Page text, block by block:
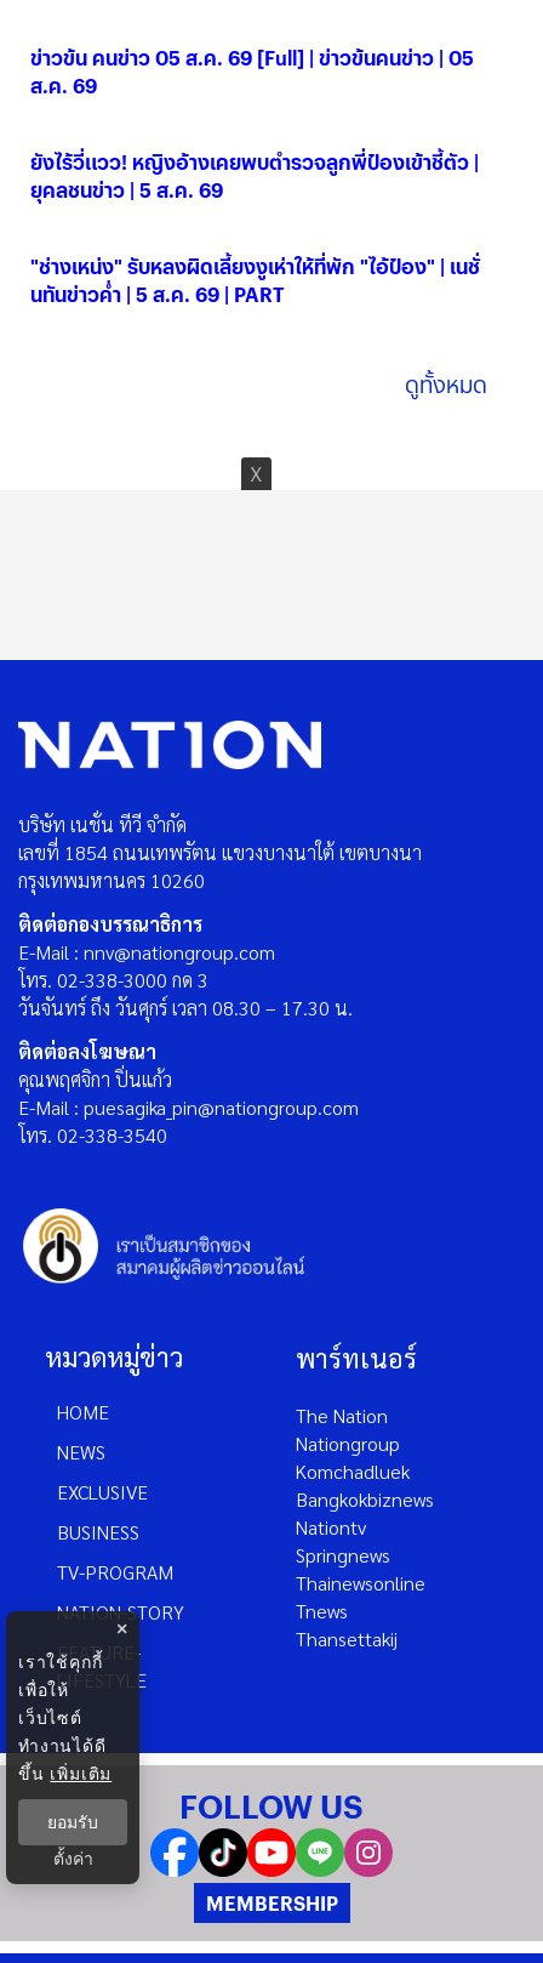
ข่าวข้น คนข่าว 05 ส.ค. 69 [Full] | ข่าวข้นคนข่าว | 05
ส.ค. 69
ยังไร้วี่แวว! หญิงอ้างเคยพบตำรวจลูกพี่ป๋องเข้าชี้ตัว |
ยุคลชนข่าว | 5 ส.ค. 69
"ช่างเหน่ง" รับหลงผิดเลี้ยงงูเห่าให้ที่พัก "ไอ้ป๋อง" | เนชั่
นทันข่าวค่ำ | 5 ส.ค. 69 | PART
ดูทั้งหมด
บริษัท เนชั่น ทีวี จำกัด
เลขที่ 1854 ถนนเทพรัตน แขวงบางนาใต้ เขตบางนา
กรุงเทพมหานคร 10260
ติดต่อกองบรรณาธิการ
E-Mail : nnv@nationgroup.com
โทร. 02-338-3000 กด 3
วันจันทร์ ถึง วันศุกร์ เวลา 08.30 – 17.30 น.
ติดต่อลงโฆษณา
คุณพฤศจิกา ปิ่นแก้ว
E-Mail : puesagika_pin@nationgroup.com
โทร. 02-338-3540
หมวดหมู่ข่าว
HOME
NEWS
EXCLUSIVE
BUSINESS
TV-PROGRAM
NATION-STORY
FEATURE-
LIFESTYLE
พาร์ทเนอร์
The Nation
Nationgroup
Komchadluek
Bangkokbiznews
Nationtv
Springnews
Thainewsonline
Tnews
Thansettakij
FOLLOW US
MEMBERSHIP
×
เราใช้คุกกี้
เพื่อให้
เว็บไซต์
ทำงานได้ดี
ขึ้น เพิ่มเติม
ยอมรับ
ตั้งค่า